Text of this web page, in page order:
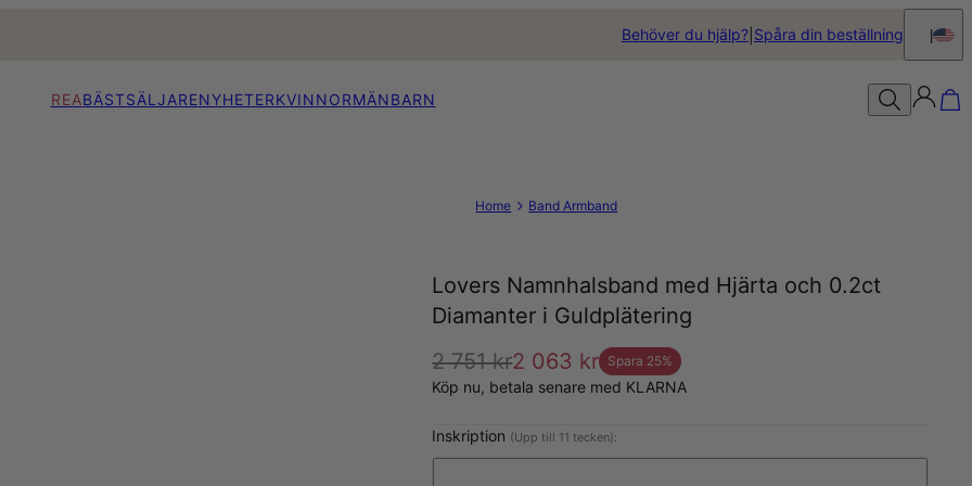
Behöver du hjälp? Spåra din beställning
REABÄSTSÄLJARENYHETERKVINNORMÄNBARN
Home Band Armband
Lovers Namnhalsband med Hjärta och 0.2ct
Diamanter i Guldplätering
2 751 kr2 063 kr Spara 25%
Köp nu, betala senare med KLARNA
Inskription (Upp till 11 tecken):